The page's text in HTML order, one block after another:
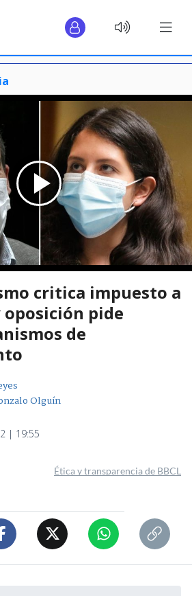
critica impuesto a
pide
de
Olguín
| 19:55
Ética y transparencia de BBCL